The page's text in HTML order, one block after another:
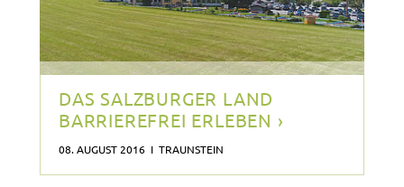
DAS SALZBURGER LAND
BARRIEREFREI ERLEBEN ›
08. AUGUST 2016 I TRAUNSTEIN